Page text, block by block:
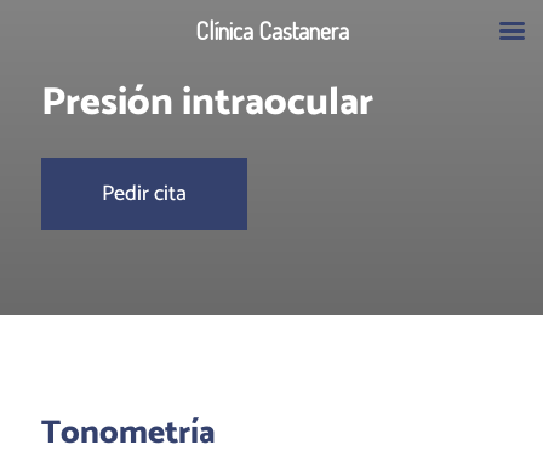
Presión intraocular
Pedir cita
Tonometría
Clínica Castanera